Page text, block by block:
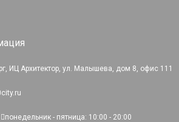
ИЦ Архитектор, ул. Малышева, дом 8, офис 111
понедельник - пятница: 10:00 - 20:00